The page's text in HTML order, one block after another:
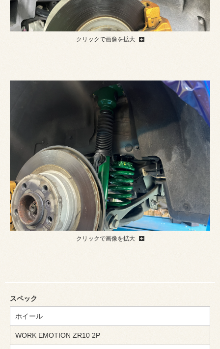
クリックで画像を拡大
クリックで画像を拡大
スペック
ホイール
WORK EMOTION ZR10 2P